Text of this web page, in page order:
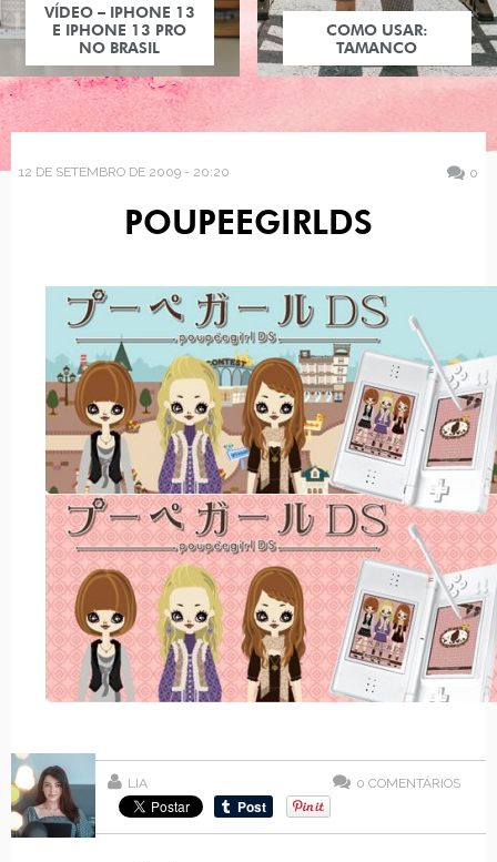
VÍDEO – IPHONE 13
E IPHONE 13 PRO
NO BRASIL
COMO USAR:
TAMANCO
12 DE SETEMBRO DE 2009 - 20:20 0
POUPEEGIRLDS
LIA 0 COMENTÁRIOS